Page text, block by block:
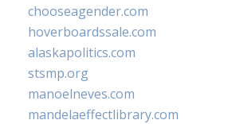
chooseagender.com
hoverboardssale.com
alaskapolitics.com
stsmp.org
manoelneves.com
mandelaeffectlibrary.com